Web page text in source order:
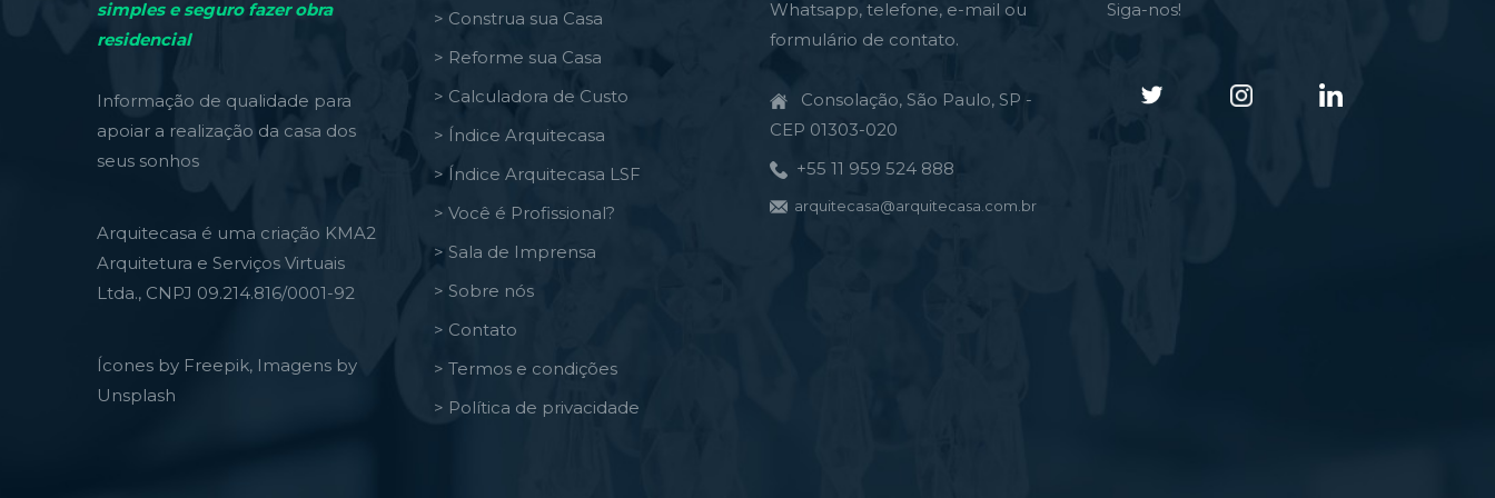
simples e seguro fazer obra
residencial
Informação de qualidade para
apoiar a realização da casa dos
seus sonhos
Arquitecasa é uma criação KMA2
Arquitetura e Serviços Virtuais
Ltda., CNPJ 09.214.816/0001-92
Ícones by Freepik, Imagens by
Unsplash
> Construa sua Casa
> Reforme sua Casa
> Calculadora de Custo
> Índice Arquitecasa
> Índice Arquitecasa LSF
> Você é Profissional?
> Sala de Imprensa
> Sobre nós
> Contato
> Termos e condições
> Política de privacidade
Whatsapp, telefone, e-mail ou
formulário de contato.
Consolação, São Paulo, SP -
CEP 01303-020
+55 11 959 524 888
arquitecasa@arquitecasa.com.br
Siga-nos!